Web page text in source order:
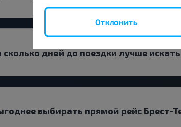
сколько дней до поездки лучше
выбирать прямой рейс Брест-
Отклонить